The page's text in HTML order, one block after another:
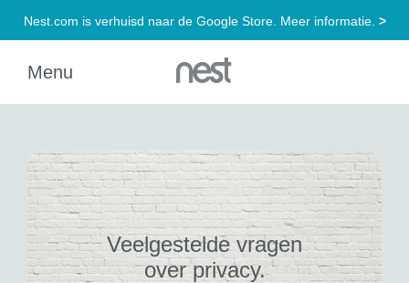
Veelgestelde vragen
over privacy.